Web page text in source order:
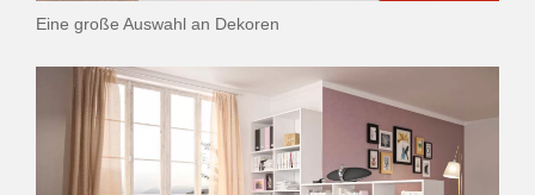
Eine große Auswahl an Dekoren